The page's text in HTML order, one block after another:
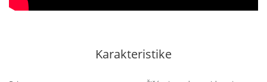
Karakteristike